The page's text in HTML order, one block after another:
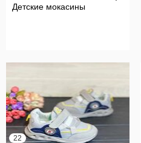
Детские мокасины
22